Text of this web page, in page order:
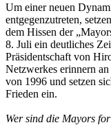
Um einer neuen
entgegenzutreten,
dem Hissen der
8. Juli ein deutliches
Präsidentschaft von
Netzwerkes erinnern
von 1996 und setzen
Frieden ein.
Wer sind die Mayors